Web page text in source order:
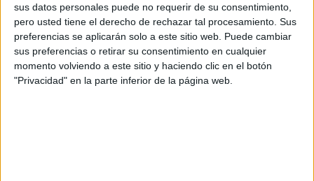
sus datos personales puede no requerir de su consentimiento,
pero usted tiene el derecho de rechazar tal procesamiento. Sus
preferencias se aplicarán solo a este sitio web. Puede cambiar
sus preferencias o retirar su consentimiento en cualquier
momento volviendo a este sitio y haciendo clic en el botón
"Privacidad" en la parte inferior de la página web.
La Cruz Colectiva premiaba hechos de combate heroicos
de las unidades, creándose un distintivo para todos los
que hubieran tomado parte la acción, bordándose una
corona de laurel y la fecha de la misma en el antebrazo de
la manga izquierda. Este Reglamento incluiría las